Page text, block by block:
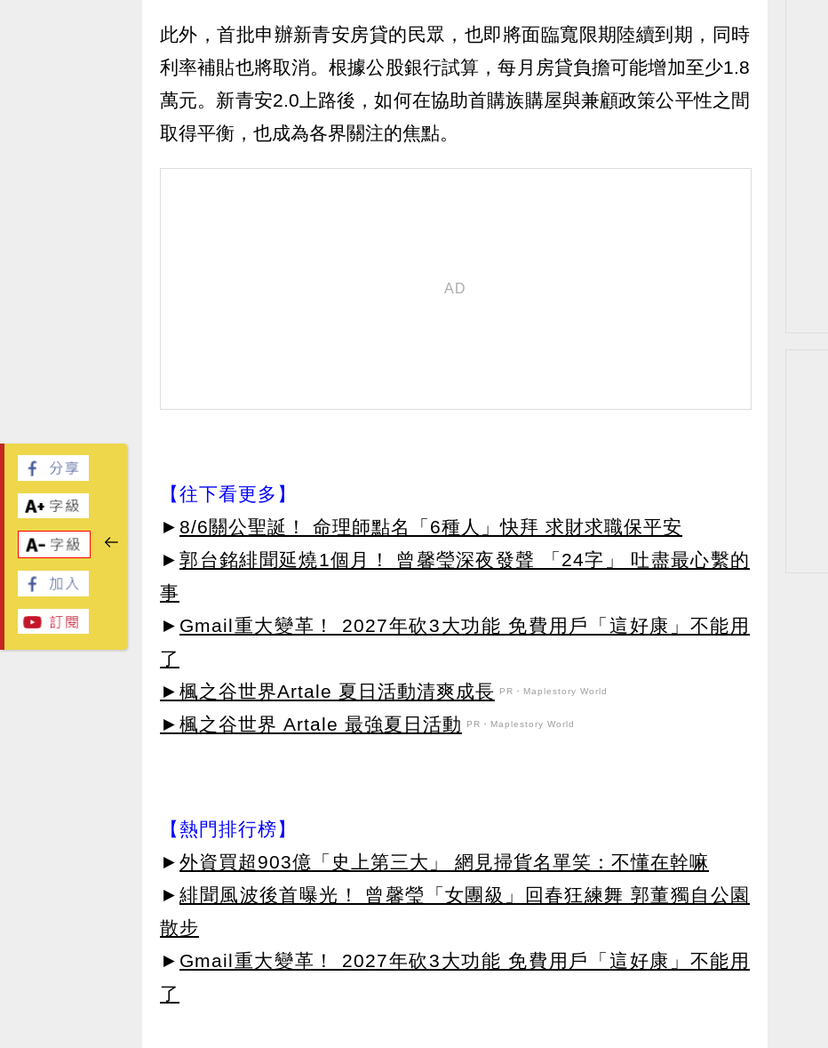
此外，首批申辦新青安房貸的民眾，也即將面臨寬限期陸續到期，同時
利率補貼也將取消。根據公股銀行試算，每月房貸負擔可能增加至少1.8
萬元。新青安2.0上路後，如何在協助首購族購屋與兼顧政策公平性之間
取得平衡，也成為各界關注的焦點。
【往下看更多】
► 8/6關公聖誕！ 命理師點名「6種人」快拜 求財求職保平安
► 郭台銘緋聞延燒1個月！ 曾馨瑩深夜發聲 「24字」 吐盡最心繫的
事
► Gmail重大變革！ 2027年砍3大功能 免費用戶「這好康」不能用
了
►楓之谷世界Artale 夏日活動清爽成長
PR・Maplestory World
►楓之谷世界 Artale 最強夏日活動 PR・Maplestory World
【熱門排行榜】
► 外資買超903億「史上第三大」 網見掃貨名單笑：不懂在幹嘛
► 緋聞風波後首曝光！ 曾馨瑩「女團級」回春狂練舞 郭董獨自公園
散步
► Gmail重大變革！ 2027年砍3大功能 免費用戶「這好康」不能用
了